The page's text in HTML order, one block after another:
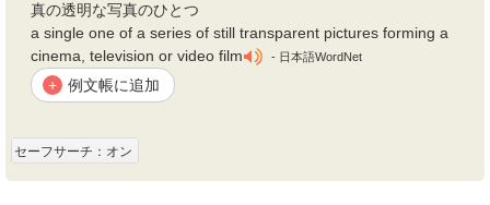
真の透明な写真のひとつ
a single one of a series of still transparent pictures forming a
cinema, television or video film
- 日本語WordNet
+ 例文帳に追加
セーフサーチ：オン